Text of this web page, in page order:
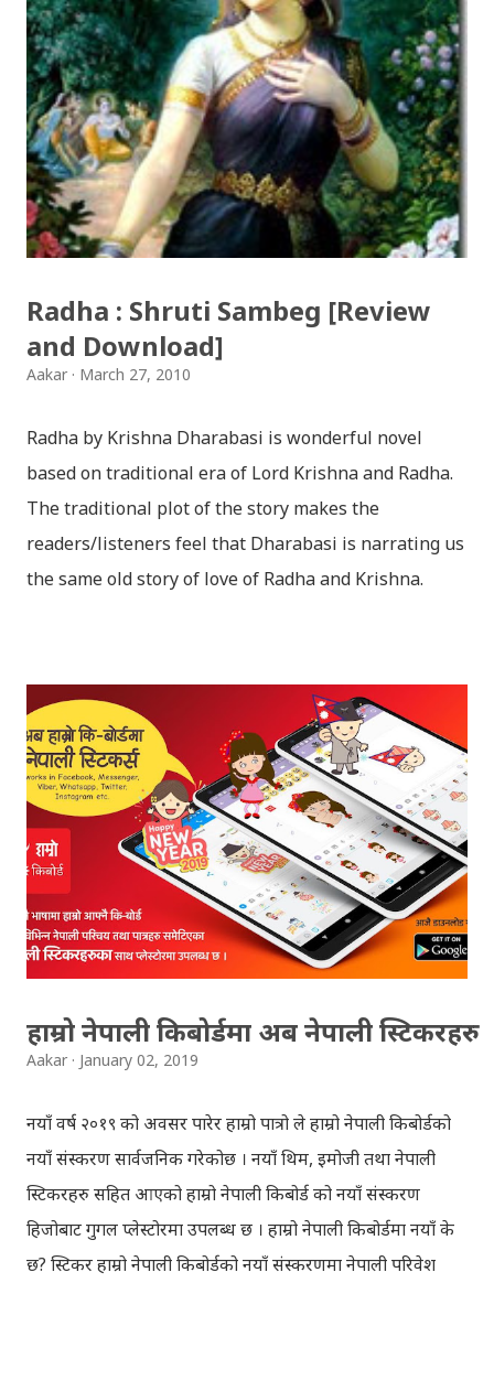
भैलो)- सुरसुधा नोट: यी अपलोड गरिएका गितसंगितहरु व्यावसायिक
प्रायोजनको लागि प्रयोग नगर्न आग्रह गर्दछौँ । इन्टरनेटमा भेटिएका
गितहरुलाई हामीले यहाँ एकै ठाउँमा सजिलोको लागि राखिदिएको मात्र
हौँ । तपाई यदि यी गित संगितको सर्जक हुनुहुन्छ र गित संगित यहाँबाट
हटाउनुपर्ने भए जानकारी गराउनुहोला । फेरी एकपटक शुभ दिपावलीको
हार्दिक मंगलमय शुभकामना व्यक्त गर्दछौँ ।
Radha : Shruti Sambeg [Review
and Download]
Aakar March 27, 2010
Radha by Krishna Dharabasi is wonderful novel
based on traditional era of Lord Krishna and Radha.
The traditional plot of the story makes the
readers/listeners feel that Dharabasi is narrating us
the same old story of love of Radha and Krishna.
it speaks of so many hidden things that we will be
amazed while ending it up. Radha and Krishna are
the eternal lovers. Lord Krishna and Radha are
together since childhood. But in teenage they are
separated (as in the traditional story) and Lord
Krishna has to go away leaving Vindraban for
fulfilling the task for which he has taken birth.This
brings tragedy to Radha and all the people in
Vindraban. Radha waits for Krishna to arrive but he
Later she sets out as a Yogini in a long voyage to
search self, leaving her parents. She is accompanied
by her friend Bisakha everywhere she went. Radha
हाम्रो नेपाली किबोर्डमा अब नेपाली स्टिकरहरु
Aakar January 02, 2019
नयाँ वर्ष २०१९ को अवसर पारेर हाम्रो पात्रो ले हाम्रो नेपाली किबोर्डको
नयाँ संस्करण सार्वजनिक गरेकोछ । नयाँ थिम, इमोजी तथा नेपाली
स्टिकरहरु सहित आएको हाम्रो नेपाली किबोर्ड को नयाँ संस्करण
हिजोबाट गुगल प्लेस्टोरमा उपलब्ध छ । हाम्रो नेपाली किबोर्डमा नयाँ के
छ? स्टिकर हाम्रो नेपाली किबोर्डको नयाँ संस्करणमा नेपाली परिवेश